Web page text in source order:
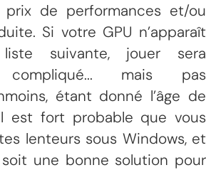
de performances et/ou
Si votre GPU n’apparaît
suivante, jouer sera
compliqué... mais pas
étant donné l’âge de
est fort probable que vous
lenteurs sous Windows, et
une bonne solution pour